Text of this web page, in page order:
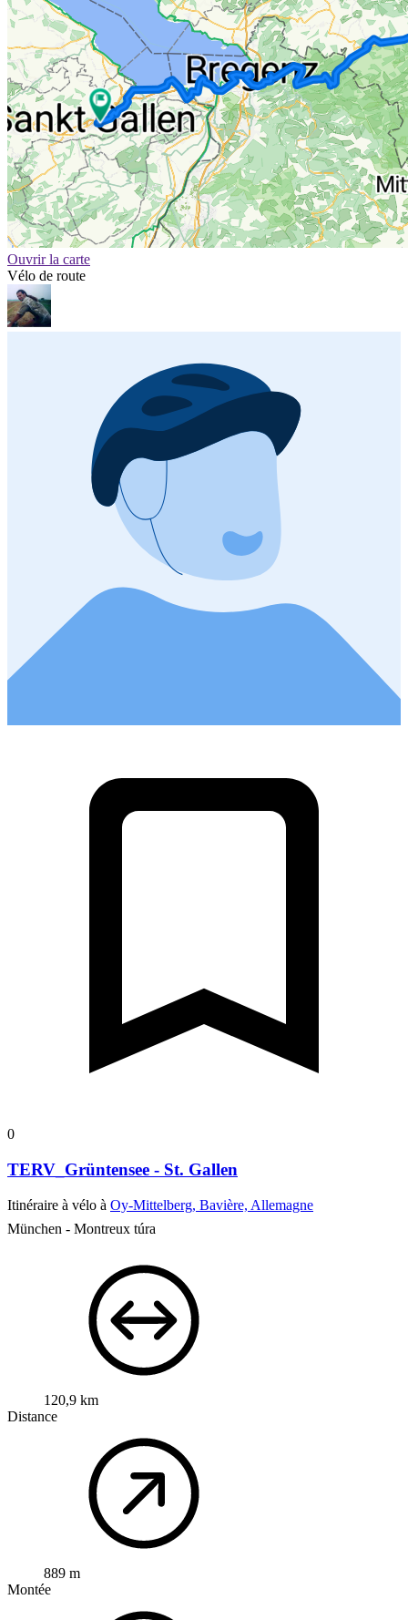
Ouvrir la carte
Vélo de route
0
TERV_Grüntensee - St. Gallen
Itinéraire à vélo à Oy-Mittelberg, Bavière, Allemagne
München - Montreux túra
120,9 km
Distance
889 m
Montée